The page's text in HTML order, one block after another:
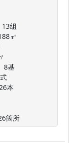
組
㎡
8基
本
箇所